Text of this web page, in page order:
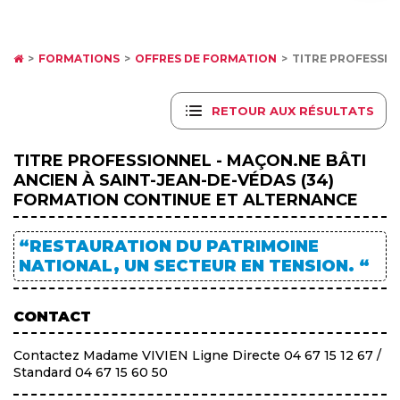
FORMATIONS OFFRES DE FORMATION TITRE
RETOUR AUX RÉSULTATS
TITRE PROFESSIONNEL - MAÇON.NE BÂTI
ANCIEN À SAINT-JEAN-DE-VÉDAS (34)
FORMATION CONTINUE ET ALTERNANCE
“RESTAURATION DU PATRIMOINE
NATIONAL, UN SECTEUR EN TENSION. “
CONTACT
Contactez Madame VIVIEN Ligne Directe 04 67 15 12 67 /
Standard 04 67 15 60 50